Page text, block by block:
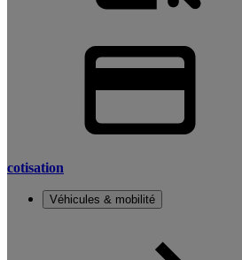
cotisation
Véhicules & mobilité